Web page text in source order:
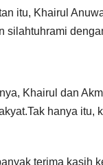
itu, Khairul
silahtuhrami
Khairul dan
hanya itu,
terima kasih